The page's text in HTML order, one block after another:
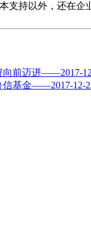
支持以外，还在
向前迈进——2017-
信基金——2017-12-